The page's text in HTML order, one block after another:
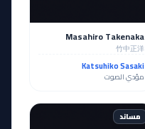
Masahiro Takenaka
竹中正洋
Katsuhiko Sasaki
مؤدي الصوت
مساند